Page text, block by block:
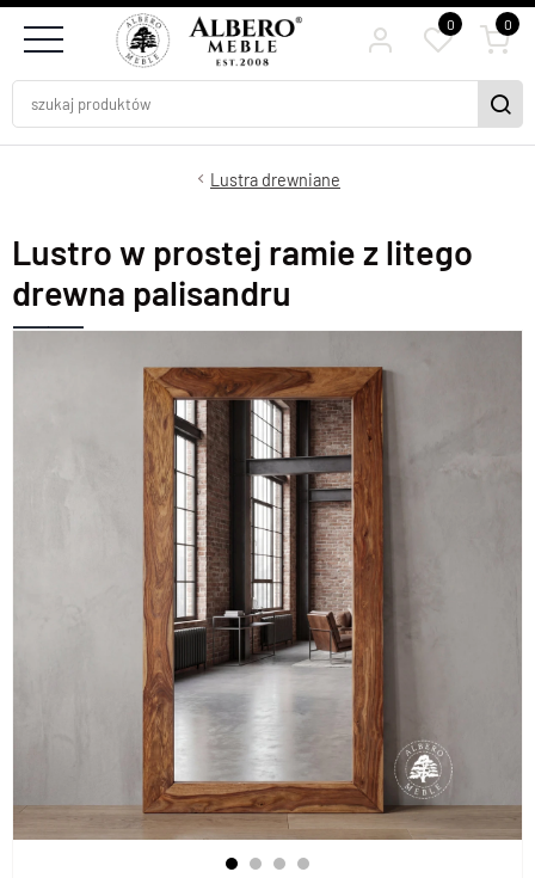
0 0
Lustra drewniane
Lustro w prostej ramie z litego
drewna palisandru